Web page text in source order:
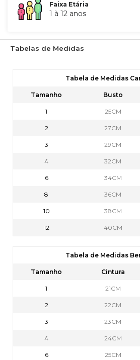
Faixa Etária
1 à 12 anos
Tabelas de Medidas
Tabela de Medidas
Tamanho Busto
1 25CM
2 27CM
3 29CM
4 32CM
6 34CM
8 36CM
10 38CM
12 40CM
Tabela de Medidas
Tamanho Cintura
1 21CM
2 22CM
3 23CM
4 24CM
6 25CM